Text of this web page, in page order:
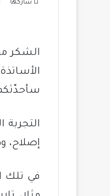
شاركها
الشكر
إصلاح،
في تلك